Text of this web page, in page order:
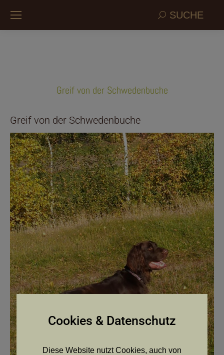
Search:SUCHE
Greif von der Schwedenbuche
Greif von der Schwedenbuche
Cookies & Datenschutz
Diese Website nutzt Cookies, auch von